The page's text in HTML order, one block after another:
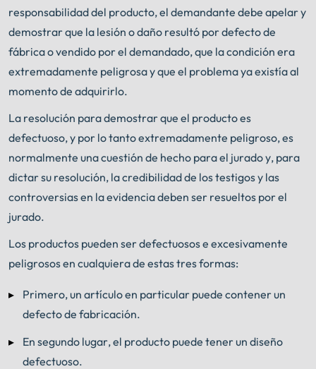
responsabilidad del producto, el demandante debe apelar y
demostrar que la lesión o daño resultó por defecto de
fábrica o vendido por el demandado, que la condición era
extremadamente peligrosa y que el problema ya existía al
momento de adquirirlo.
La resolución para demostrar que el producto es
defectuoso, y por lo tanto extremadamente peligroso, es
normalmente una cuestión de hecho para el jurado y, para
dictar su resolución, la credibilidad de los testigos y las
controversias en la evidencia deben ser resueltos por el
jurado.
Los productos pueden ser defectuosos e excesivamente
peligrosos en cualquiera de estas tres formas:
Primero, un artículo en particular puede contener un
defecto de fabricación.
En segundo lugar, el producto puede tener un diseño
defectuoso.